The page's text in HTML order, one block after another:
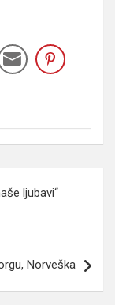
ljubavi“
Norveška